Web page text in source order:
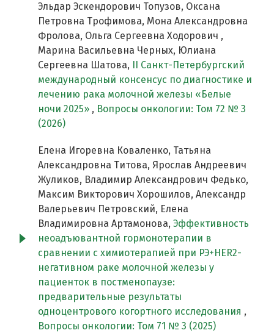
Эльдар Эскендорович Топузов, Оксана
Петровна Трофимова, Мона Александровна
Фролова, Ольга Сергеевна Ходорович ,
Марина Васильевна Черных, Юлиана
Сергеевна Шатова,
II Cанкт-Петербургский
международный консенсус по диагностике и
лечению рака молочной железы «Белые
ночи 2025» , Вопросы онкологии: Том 72 № 3
(2026)
Елена Игоревна Коваленко, Татьяна
Александровна Титова, Ярослав Андреевич
Жуликов, Владимир Александрович Федько,
Максим Викторович Хорошилов, Александр
Валерьевич Петровский, Елена
Владимировна Артамонова, Эффективность
неоадъювантной гормонотерапии в
сравнении с химиотерапией при РЭ+HER2-
негативном раке молочной железы у
пациенток в постменопаузе:
предварительные результаты
одноцентрового когортного исследования ,
Вопросы онкологии: Том 71 № 3 (2025)